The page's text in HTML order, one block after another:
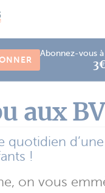
Abonnez-vous
aux
quotidien
!
on vous